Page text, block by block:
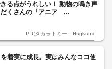
る点がうれしい！ 動物の鳴き声
だくさんの「アニア ...
PR(タカラトミー｜Hugkum)
着実に成長。実はみんなココ使